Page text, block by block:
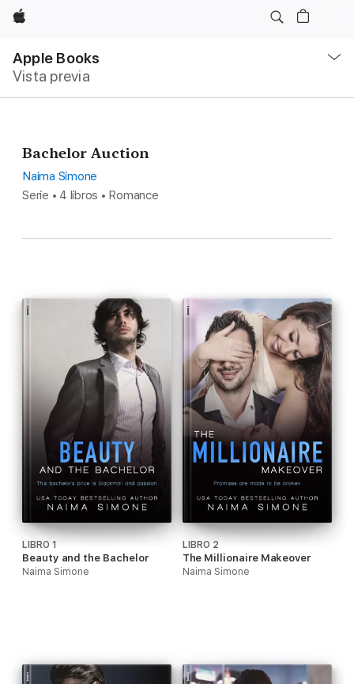
Apple
Apple Books
Vista previa
local
Abrir
Bachelor Auction
Naima Simone
Serie • 4 libros • Romance
LIBRO 1
Beauty and the Bachelor
Naima Simone
LIBRO 2
The Millionaire Makeover
Naima Simone